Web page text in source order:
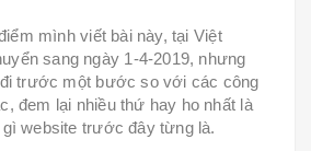
mình viết bài này, tại Việt
sang ngày 1-4-2019, nhưng
trước một bước so với các công
đem lại nhiều thứ hay ho nhất là
website trước đây từng là.